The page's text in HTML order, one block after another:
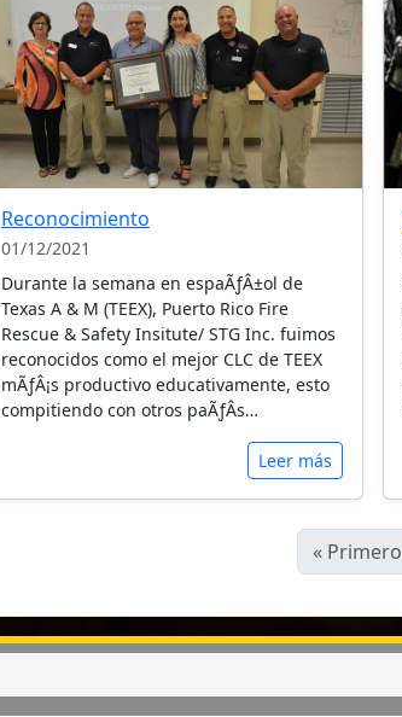
Reconocimiento
01/12/2021
Durante la semana en espaÃƒÂ±ol de
Texas A & M (TEEX), Puerto Rico Fire
Rescue & Safety Insitute/ STG Inc. fuimos
reconocidos como el mejor CLC de TEEX
mÃƒÂ¡s productivo educativamente, esto
compitiendo con otros paÃƒÂ­s…
Leer más
« Primero